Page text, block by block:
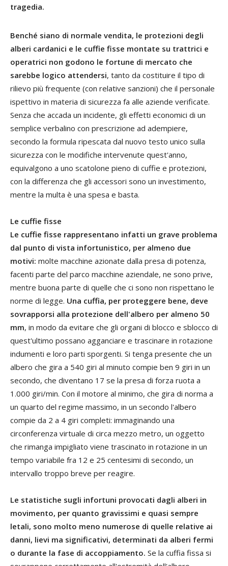
tragedia.
Benché siano di normale vendita, le protezioni degli
alberi cardanici e le cuffie fisse montate su trattrici e
operatrici non godono le fortune di mercato che
sarebbe logico attendersi, tanto da costituire il tipo di
rilievo più frequente (con relative sanzioni) che il personale
ispettivo in materia di sicurezza fa alle aziende verificate.
Senza che accada un incidente, gli effetti economici di un
semplice verbalino con prescrizione ad adempiere,
secondo la formula ripescata dal nuovo testo unico sulla
sicurezza con le modifiche intervenute quest'anno,
equivalgono a uno scatolone pieno di cuffie e protezioni,
con la differenza che gli accessori sono un investimento,
mentre la multa è una spesa e basta.
Le cuffie fisse
Le cuffie fisse rappresentano infatti un grave problema
dal punto di vista infortunistico, per almeno due
motivi: molte macchine azionate dalla presa di potenza,
facenti parte del parco macchine aziendale, ne sono prive,
mentre buona parte di quelle che ci sono non rispettano le
norme di legge. Una cuffia, per proteggere bene, deve
sovrapporsi alla protezione dell'albero per almeno 50
mm, in modo da evitare che gli organi di blocco e sblocco di
quest'ultimo possano agganciare e trascinare in rotazione
indumenti e loro parti sporgenti. Si tenga presente che un
albero che gira a 540 giri al minuto compie ben 9 giri in un
secondo, che diventano 17 se la presa di forza ruota a
1.000 giri/min. Con il motore al minimo, che gira di norma a
un quarto del regime massimo, in un secondo l'albero
compie da 2 a 4 giri completi: immaginando una
circonferenza virtuale di circa mezzo metro, un oggetto
che rimanga impigliato viene trascinato in rotazione in un
tempo variabile fra 12 e 25 centesimi di secondo, un
intervallo troppo breve per reagire.
Le statistiche sugli infortuni provocati dagli alberi in
movimento, per quanto gravissimi e quasi sempre
letali, sono molto meno numerose di quelle relative ai
danni, lievi ma significativi, determinati da alberi fermi
o durante la fase di accoppiamento. Se la cuffia fissa si